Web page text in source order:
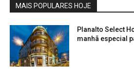
MAIS POPULARES HOJE
Planalto Select
manhã especial